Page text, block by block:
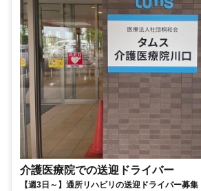
介護医療院での送迎ドライバー
【週3日～】通所リハビリの送迎ドライバー募